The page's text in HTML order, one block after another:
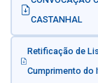
CASTANHAL
Retificação de
Cumprimento do